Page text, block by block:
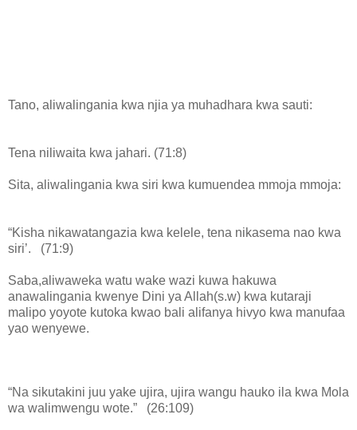
Tano, aliwalingania kwa njia ya muhadhara kwa sauti:
Tena niliwaita kwa jahari. (71:8)
Sita, aliwalingania kwa siri kwa kumuendea mmoja mmoja:
“Kisha nikawatangazia kwa kelele, tena nikasema nao kwa
siri’. (71:9)
Saba,aliwaweka watu wake wazi kuwa hakuwa
anawalingania kwenye Dini ya Allah(s.w) kwa kutaraji
malipo yoyote kutoka kwao bali alifanya hivyo kwa manufaa
yao wenyewe.
“Na sikutakini juu yake ujira, ujira wangu hauko ila kwa Mola
wa walimwengu wote.” (26:109)